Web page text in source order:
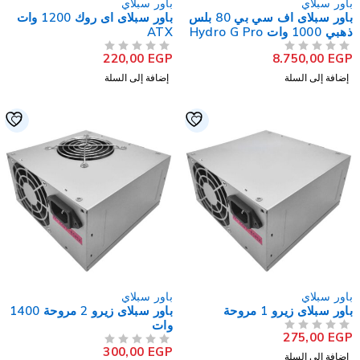
باور سبلاي
باور سبلاى اف سي بي 80 بلس
ذهبي 1000 وات Hydro G Pro
8.750,00EGP
إضافة إلى السلة
باور سبلاي
باور سبلاى اى روك 1200 وات
ATX
220,00EGP
إضافة إلى السلة
باور سبلاي
باور سبلاى زيرو 1 مروحة
275,00EGP
إضافة إلى السلة
باور سبلاي
باور سبلاى زيرو 2 مروحة 1400
وات
300,00EGP